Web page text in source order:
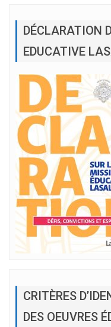
DÉCLARATION
EDUCATIVE
CRITÈRES
DES OEUVRES